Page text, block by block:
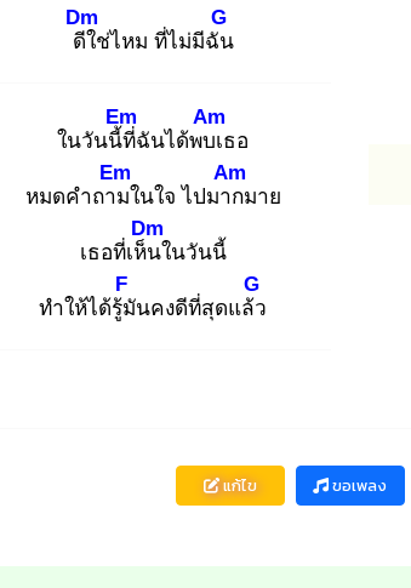
ดีใ
Dm
ช่ไหม ที่ไม่มีฉัน
G
ในวันนี้ที่
Em
ฉันได้พบเ
Am
ธอ
หมดคำถาม
Em
ในใจ ไปมาก
Am
มาย
เธอที่เห็น
Dm
ในวันนี้
ทำให้ได้รู้มั
F
นคงดีที่สุดแล้ว
G
แก้ไข ขอเพลง